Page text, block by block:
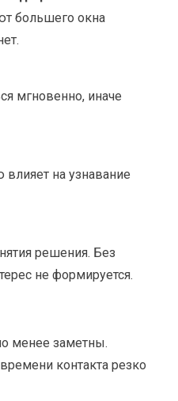
большего окна
мгновенно, иначе
на узнавание
решения. Без
не формируется.
менее заметны.
контакта резко